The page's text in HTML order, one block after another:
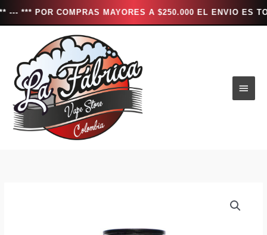
COMPRAS MAYORES A $250.000 EL ENVIO ES
contenido